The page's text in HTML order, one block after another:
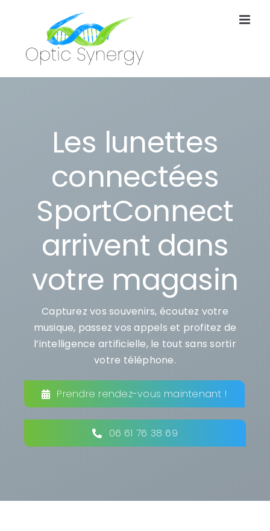
Les lunettes
connectées
SportConnect
arrivent dans
votre magasin
Capturez vos souvenirs, écoutez votre
musique, passez vos appels et profitez de
l’intelligence artificielle, le tout sans sortir
votre téléphone.
Prendre rendez-vous maintenant !
06 61 76 38 69